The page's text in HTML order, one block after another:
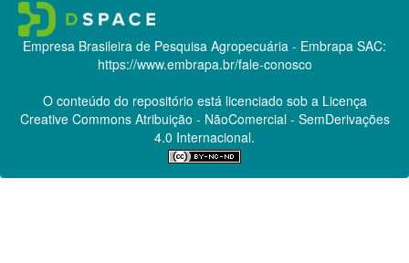
Empresa Brasileira de Pesquisa Agropecuária - Embrapa SAC:
https://www.embrapa.br/fale-conosco
O conteúdo do repositório está licenciado sob a Licença
Creative CommonsAtribuição - NãoComercial - SemDerivações
4.0 Internacional.